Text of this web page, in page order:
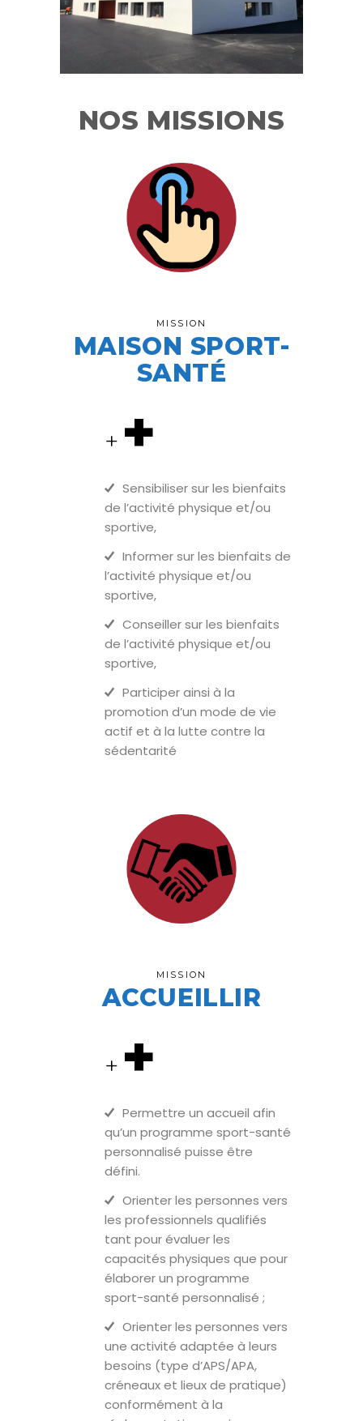
NOS MISSIONS
MISSION
MAISON SPORT-
SANTÉ
+ +
Sensibiliser sur les bienfaits
de l’activité physique et/ou
sportive,
Informer sur les bienfaits de
l’activité physique et/ou
sportive,
Conseiller sur les bienfaits
de l’activité physique et/ou
sportive,
Participer ainsi à la
promotion d’un mode de vie
actif et à la lutte contre la
sédentarité
MISSION
ACCUEILLIR
+ +
Permettre un accueil afin
qu’un programme sport-santé
personnalisé puisse être
défini.
Orienter les personnes vers
les professionnels qualifiés
tant pour évaluer les
capacités physiques que pour
élaborer un programme
sport-santé personnalisé ;
Orienter les personnes vers
une activité adaptée à leurs
besoins (type d’APS/APA,
créneaux et lieux de pratique)
conformément à la